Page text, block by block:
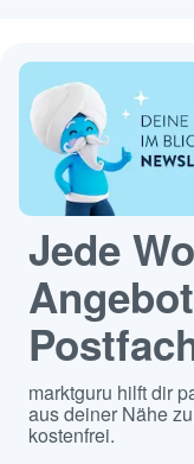
Jede
marktguru hilft dir
aus deiner Nähe
kostenfrei.